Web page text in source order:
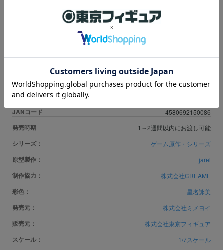
申し訳ございませんが、只今品切れ中です。
おひとり様1個まで
す。上限数を超え数量はキャンセル扱いとなります。
で予めご了承ください。
商品カテゴリ
JANコード 4580692150086
発売時期 1～2週間以内にお渡し可能
シリーズ： ゲーム原作・シリーズ
原型製作： jarel
制作協力： 株式会社CREAME
彩色： 星名詠美
発売元： 株式会社ミメヨイ
販売元： 株式会社東京フィギュア
スケール： 1/7スケール